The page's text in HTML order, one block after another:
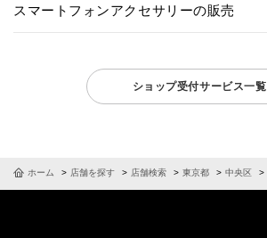
スマートフォンアクセサリーの販売
ショップ受付サービス一覧
ホーム 店舗を探す 店舗検索 東京都 中央区